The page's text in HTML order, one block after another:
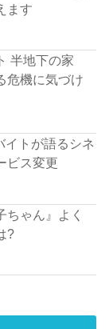
ます
半地下の家
危機に気づけ
イトが語るシネ
ビス変更
ちゃん』よく
?